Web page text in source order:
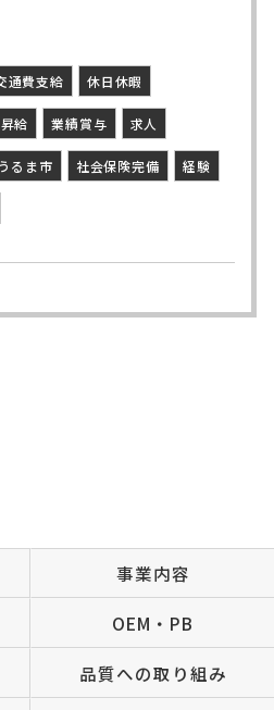
通費支給 休日休暇
昇給 業績賞与 求人
るま市 社会保険完備 経験
事業内容
OEM・PB
品質への取り組み